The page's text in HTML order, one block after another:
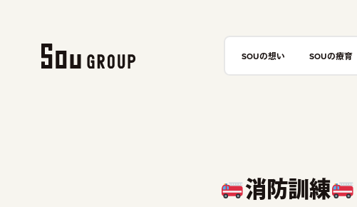
SOUの想い SOUの療育
消防訓練